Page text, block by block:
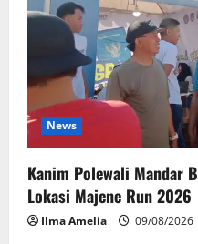
News
Kanim Polewali Mandar
Lokasi Majene Run 2026
Ilma Amelia 09/08/2026